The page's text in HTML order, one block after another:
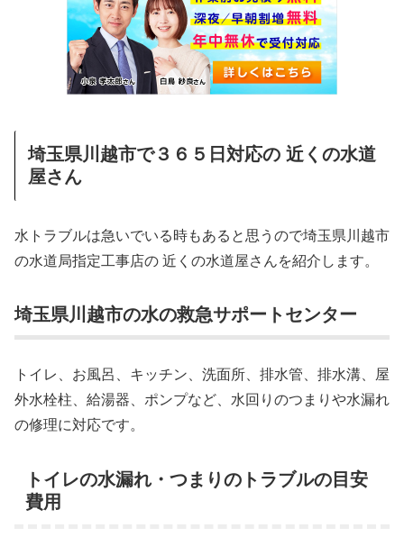
埼玉県川越市で３６５日対応の 近くの水道
屋さん
水トラブルは急いでいる時もあると思うので埼玉県川越市
の水道局指定工事店の 近くの水道屋さんを紹介します。
埼玉県川越市の水の救急サポートセンター
トイレ、お風呂、キッチン、洗面所、排水管、排水溝、屋
外水栓柱、給湯器、ポンプなど、水回りのつまりや水漏れ
の修理に対応です。
トイレの水漏れ・つまりのトラブルの目安
費用